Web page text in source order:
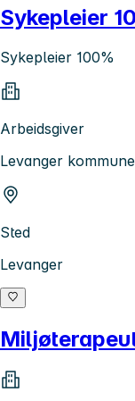
Sykepleier
Sykepleier 100%
Arbeidsgiver
Levanger
Sted
Levanger